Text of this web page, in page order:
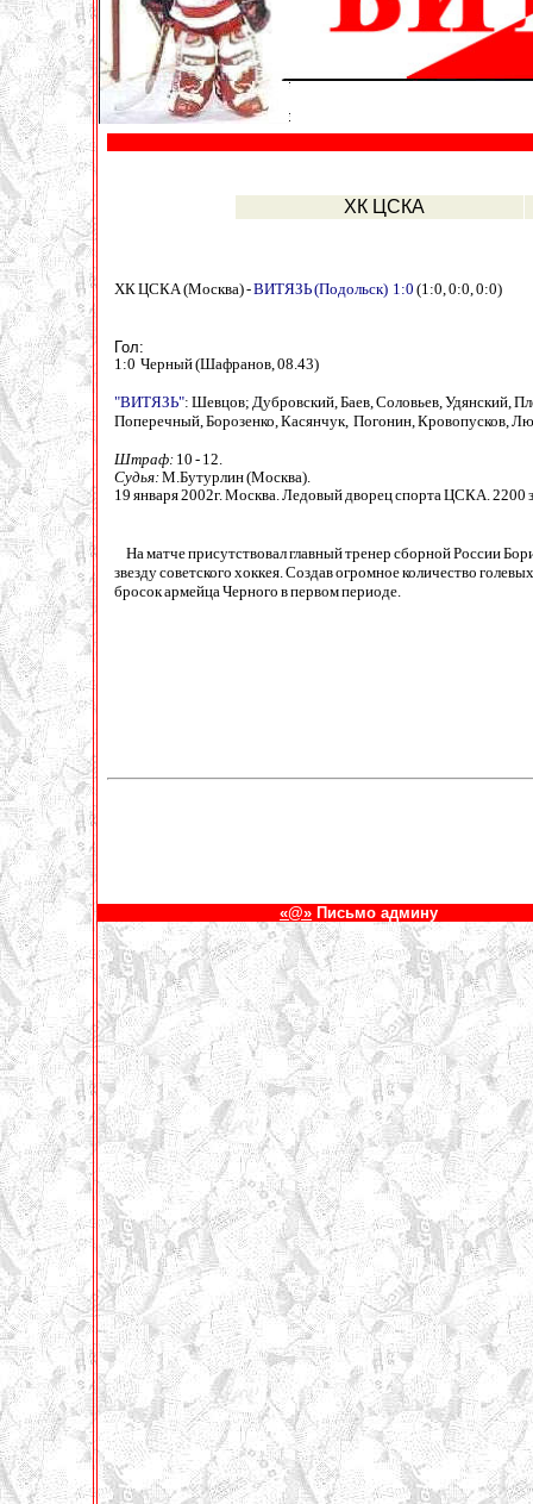
ХК ЦСКА
ХК ЦСКА (Москва) -ВИТЯЗЬ (Подольск) 1:0 (1:0, 0:0, 0:0)
Гол:
1:0 Черный (Шафранов, 08.43)
"ВИТЯЗЬ": Шевцов; Дубровский, Баев, Соловьев, Удянский,
Поперечный, Борозенко, Касянчук, Погонин, Кровопусков,
Штраф: 10 - 12.
Судья:М.Бутурлин (Москва).
19 января 2002г. Москва. Ледовый дворец спорта ЦСКА. 2200
На матче присутствовал главный тренер сборной России
звезду советского хоккея. Создав огромное количество
бросок армейца Черного в первом периоде.
«@» Письмо админу